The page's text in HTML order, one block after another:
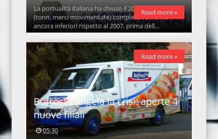
La portualità italiana ha chiuso il 2013 con volumi
(tonn. merci movimentate) complessivamente
ancora inferiori rispetto al 2007, prima dell...
Read more »
Bofrost congela la crisi: aperte 4
nuove filiali
05:30
Read more »